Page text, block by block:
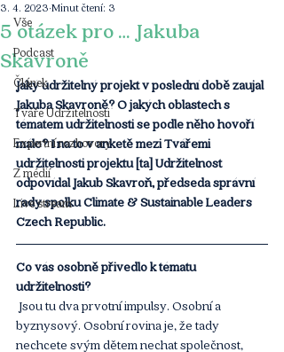
Vše
Podcast
Článek
Tváře Udržitelnosti
Expertní rozhovory
Z médií
Live stream
5 otázek pro … Jakuba
Skavroně
3. 4. 2023 Minut čtení: 3
Jaký udržitelný projekt v poslední době zaujal
Jakuba Skavroně? O jakých oblastech s
tématem udržitelnosti se podle něho hovoří
málo? I na to v anketě mezi Tvářemi
udržitelnosti projektu [ta] Udržitelnost
odpovídal Jakub Skavroň, předseda správní
rady spolku Climate & Sustainable Leaders
Czech Republic.
Co vás osobně přivedlo k tématu
udržitelnosti?
byznysový. Osobní rovina je, že tady
nechcete svým dětem nechat společnost,